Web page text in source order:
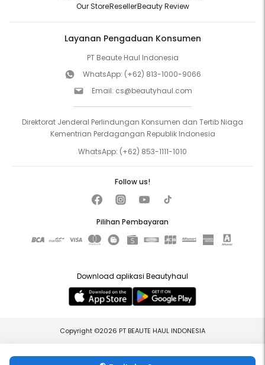
Our StoreResellerBeauty Review
Layanan Pengaduan Konsumen
PT Beaute Haul Indonesia
WhatsApp: (+62) 813-1000-9066
Email: cs@beautyhaul.com
Direktorat Jenderal Perlindungan Konsumen dan Tertib Niaga
Kementrian Perdagangan Republik Indonesia
WhatsApp: (+62) 853-1111-1010
Pilihan Pembayaran
Follow us!
Download aplikasi Beautyhaul
Copyright ©2026 PT BEAUTE HAUL INDONESIA